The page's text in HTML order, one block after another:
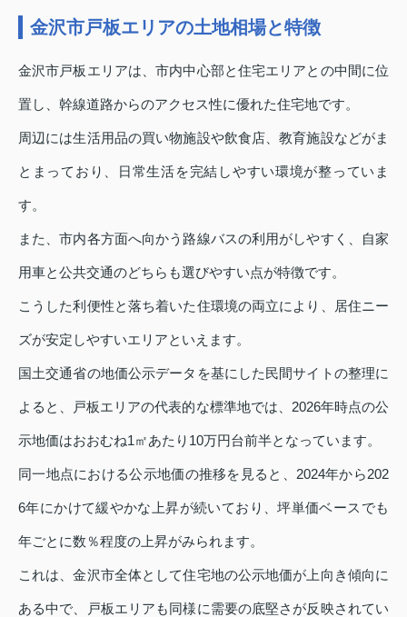
金沢市戸板エリアの土地相場と特徴
金沢市戸板エリアは、市内中心部と住宅エリアとの中間に位
置し、幹線道路からのアクセス性に優れた住宅地です。
周辺には生活用品の買い物施設や飲食店、教育施設などがま
とまっており、日常生活を完結しやすい環境が整っていま
す。
また、市内各方面へ向かう路線バスの利用がしやすく、自家
用車と公共交通のどちらも選びやすい点が特徴です。
こうした利便性と落ち着いた住環境の両立により、居住ニー
ズが安定しやすいエリアといえます。
国土交通省の地価公示データを基にした民間サイトの整理に
よると、戸板エリアの代表的な標準地では、2026年時点の公
示地価はおおむね1㎡あたり10万円台前半となっています。
同一地点における公示地価の推移を見ると、2024年から202
6年にかけて緩やかな上昇が続いており、坪単価ベースでも
年ごとに数％程度の上昇がみられます。
これは、金沢市全体として住宅地の公示地価が上向き傾向に
ある中で、戸板エリアも同様に需要の底堅さが反映されてい